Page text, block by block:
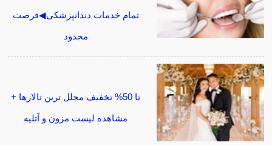
تمام خدمات دندانپزشکی◀فرصت
محدود
تا 50% تخفیف مجلل ترین تالارها +
مشاهده لیست مزون و آتلیه